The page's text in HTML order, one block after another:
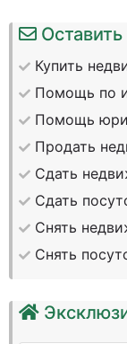
Оставить
Купить
Помощь по
Помощь
Продать
Сдать
Сдать
Снять
Снять